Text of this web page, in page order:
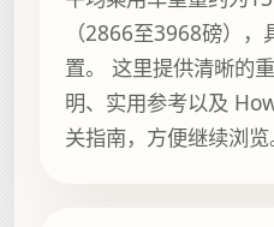
（2866至3968磅）
置。 这里提供清晰的
明、实用参考以及
关指南，方便继续浏览